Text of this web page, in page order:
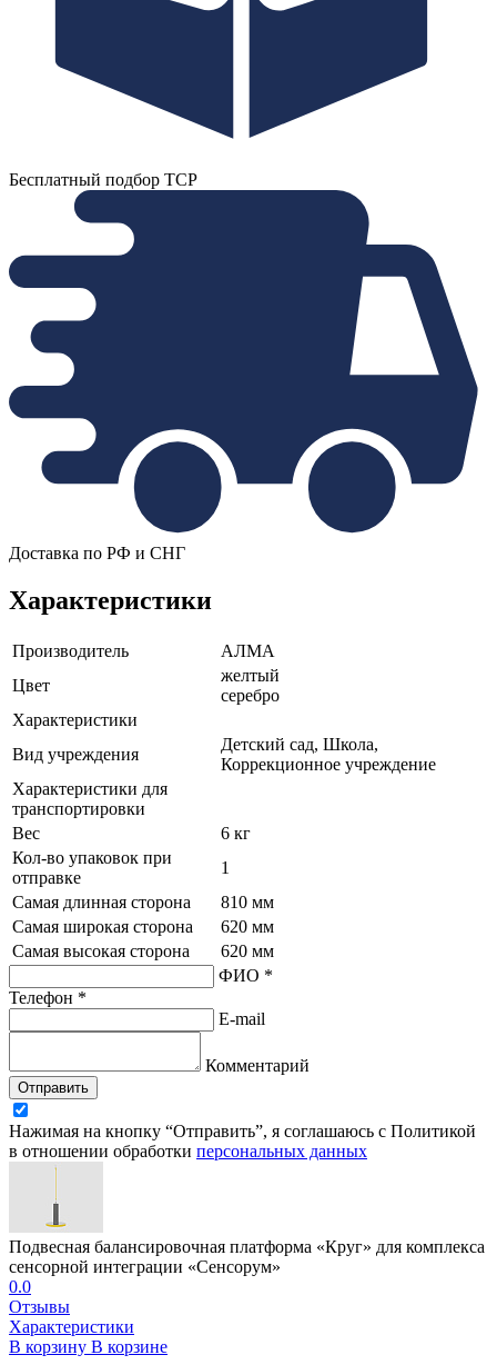
Бесплатный подбор ТСР
Доставка по РФ и СНГ
Характеристики
Производитель
АЛМА
Цвет
желтый
серебро
Характеристики
Вид учреждения
Детский сад, Школа,
Коррекционное учреждение
Характеристики для
транспортировки
Вес
6 кг
Кол-во упаковок при
отправке
1
Самая длинная сторона
810 мм
Самая широкая сторона
620 мм
Самая высокая сторона
620 мм
ФИО *
Телефон *
E-mail
Комментарий
Отправить
Нажимая на кнопку “Отправить”, я соглашаюсь с Политикой
в отношении обработки персональных данных
Подвесная балансировочная платформа «Круг» для комплекса
сенсорной интеграции «Сенсорум»
0.0
Отзывы
Характеристики
В корзину В корзине